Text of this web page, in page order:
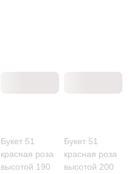
Букет 51
красная роза
высотой 190
Букет 51
красная роза
высотой 200